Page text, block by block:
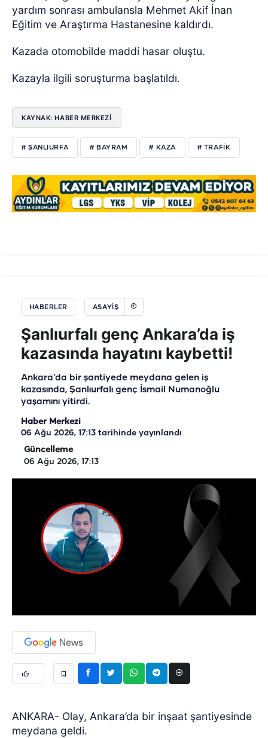
yardım sonrası ambulansla Mehmet Akif İnan
Eğitim ve Araştırma Hastanesine kaldırdı.
Kazada otomobilde maddi hasar oluştu.
Kazayla ilgili soruşturma başlatıldı.
KAYNAK: HABER MERKEZİ
# ŞANLIURFA # BAYRAM # KAZA # TRAFİK
HABERLER ASAYIŞ
Şanlıurfalı genç Ankara’da iş
kazasında hayatını kaybetti!
Ankara’da bir şantiyede meydana gelen iş
kazasında, Şanlıurfalı genç İsmail Numanoğlu
yaşamını yitirdi.
Haber Merkezi
06 Ağu 2026, 17:13 tarihinde yayınlandı
Güncelleme
06 Ağu 2026, 17:13
ANKARA- Olay, Ankara’da bir inşaat şantiyesinde
meydana geldi.